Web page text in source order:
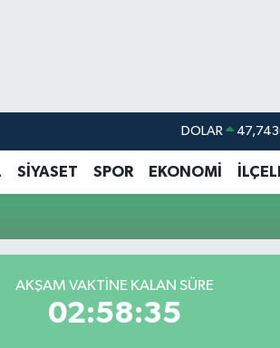
DOLAR
EURO
STERLİN
BITCOIN
SİYASET SPOR EKONOMİ
AKŞAM VAKTINE KALAN SÜRE
02:58:35